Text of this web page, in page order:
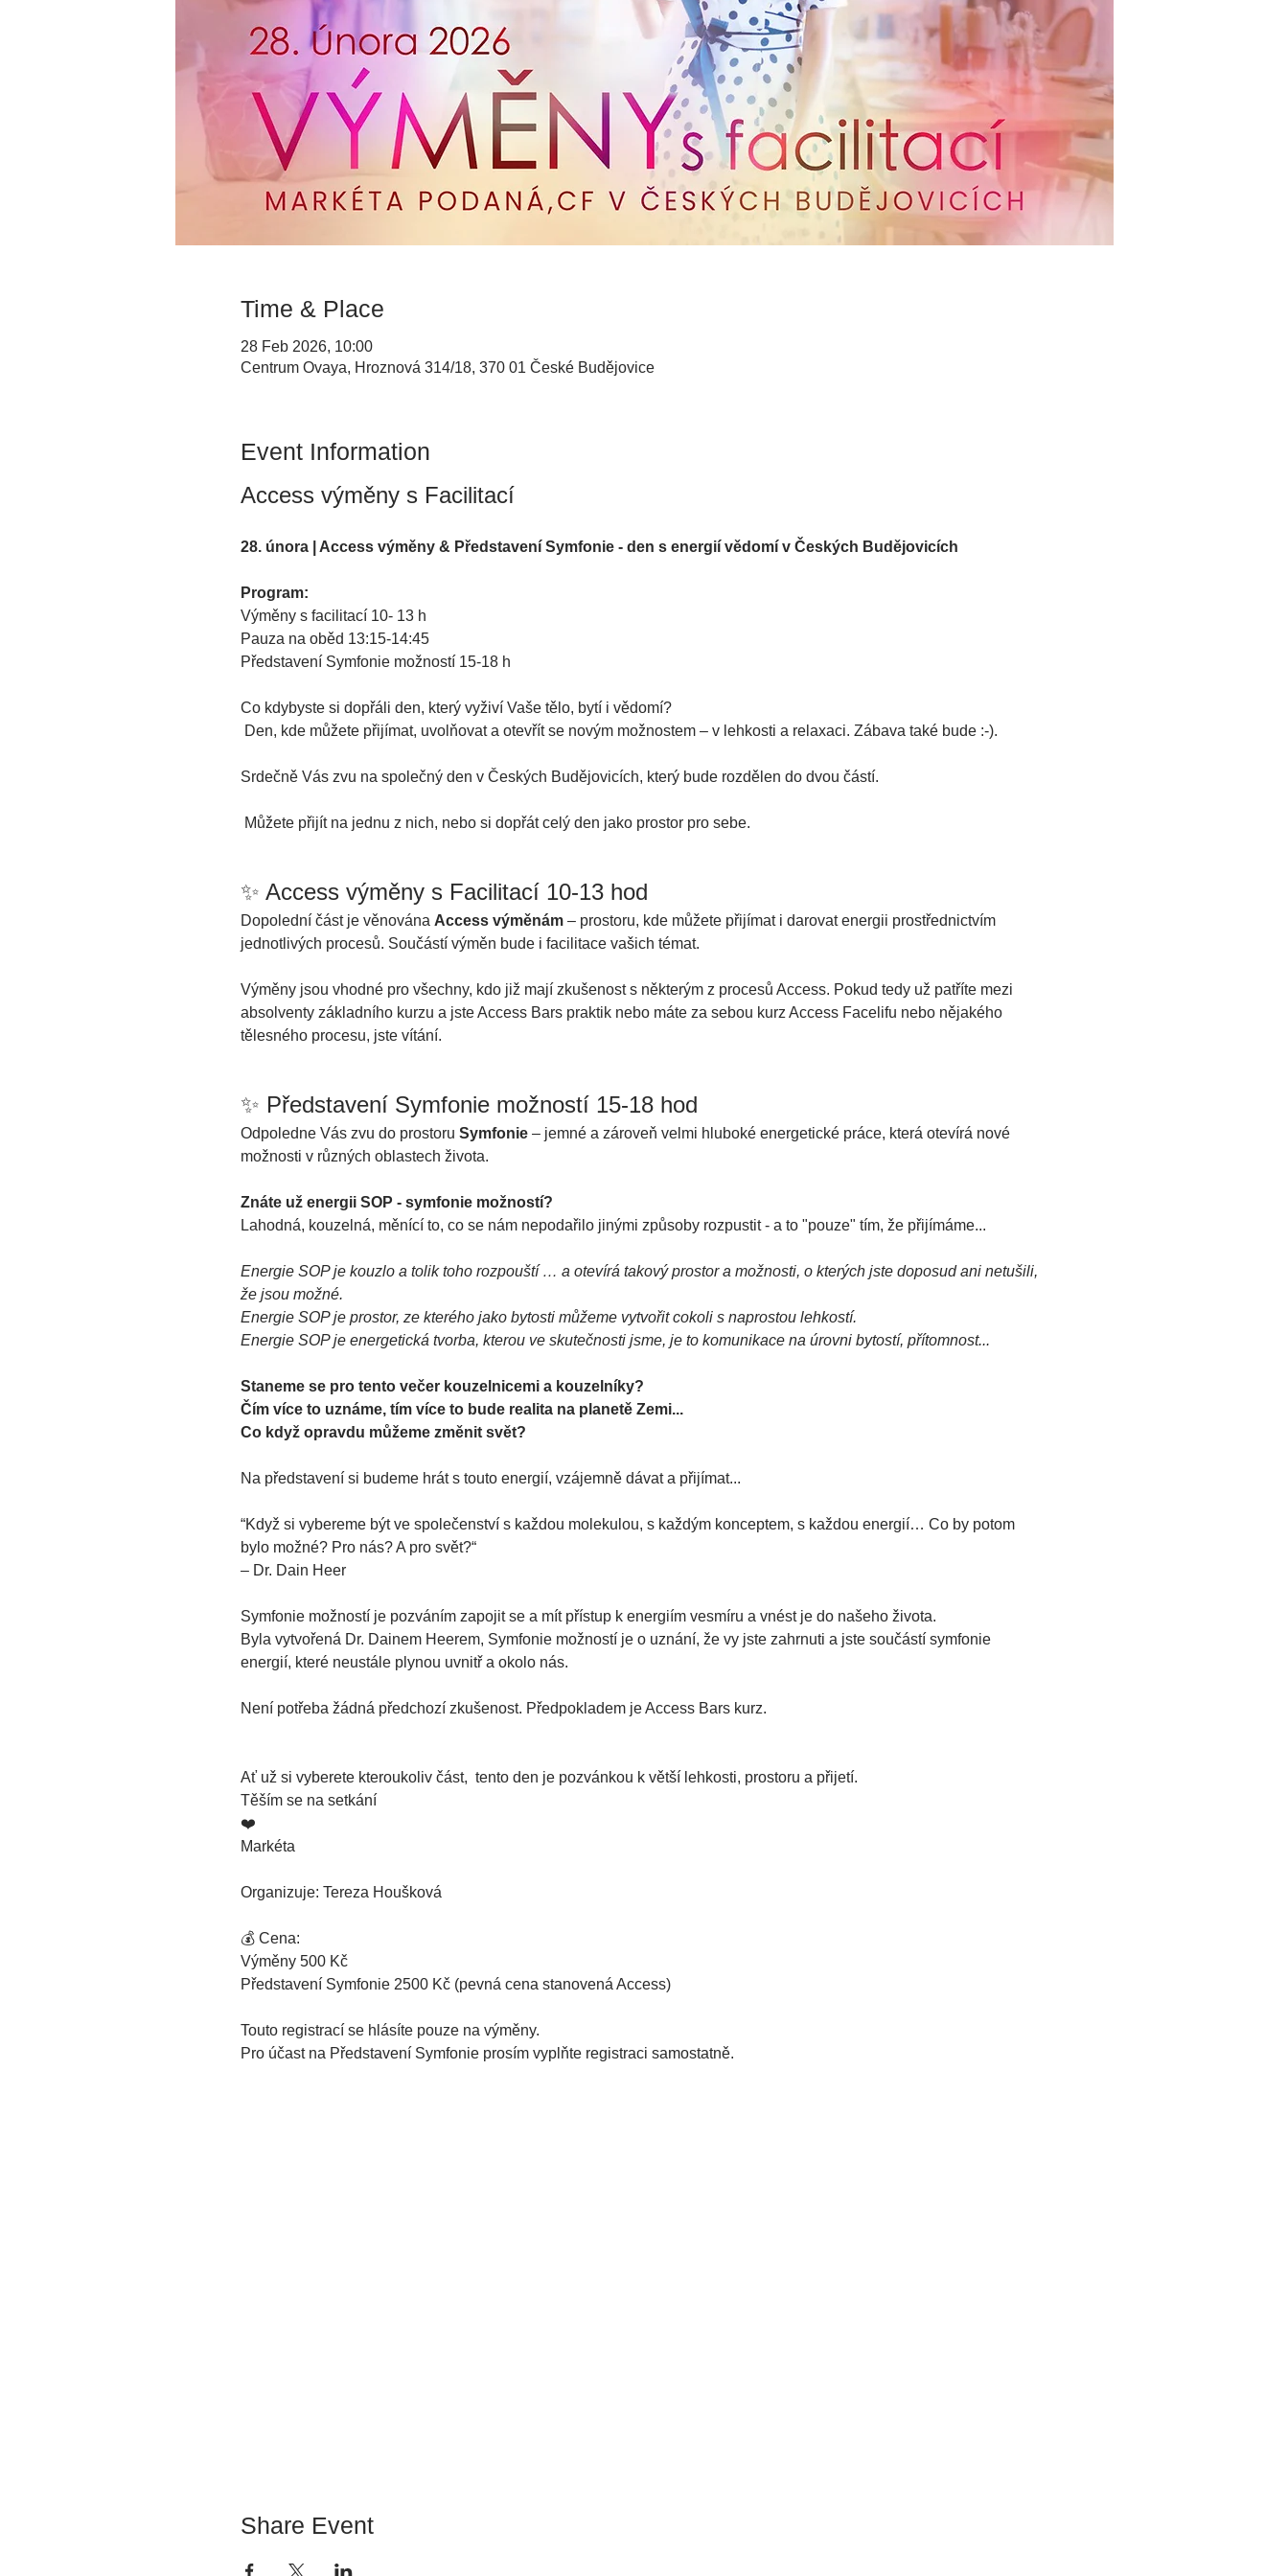
Time & Place
28 Feb 2026, 10:00
Centrum Ovaya, Hroznová 314/18, 370 01 České Budějovice
Event Information
Access výměny s Facilitací
28. února | Access výměny & Představení Symfonie - den s energií vědomí v Českých Budějovicích
Program:
Výměny s facilitací 10- 13 h
Pauza na oběd 13:15-14:45
Představení Symfonie možností 15-18 h
Co kdybyste si dopřáli den, který vyživí Vaše tělo, bytí i vědomí?
Den, kde můžete přijímat, uvolňovat a otevřít se novým možnostem – v lehkosti a relaxaci. Zábava také bude :-).
Srdečně Vás zvu na společný den v Českých Budějovicích, který bude rozdělen do dvou částí.
Můžete přijít na jednu z nich, nebo si dopřát celý den jako prostor pro sebe.
✨ Access výměny s Facilitací 10-13 hod
Dopolední část je věnována Access výměnám – prostoru, kde můžete přijímat i darovat energii prostřednictvím
jednotlivých procesů. Součástí výměn bude i facilitace vašich témat.
Výměny jsou vhodné pro všechny, kdo již mají zkušenost s některým z procesů Access. Pokud tedy už patříte mezi
absolventy základního kurzu a jste Access Bars praktik nebo máte za sebou kurz Access Facelifu nebo nějakého
tělesného procesu, jste vítání.
✨ Představení Symfonie možností 15-18 hod
Odpoledne Vás zvu do prostoru Symfonie – jemné a zároveň velmi hluboké energetické práce, která otevírá nové
možnosti v různých oblastech života.
Znáte už energii SOP - symfonie možností?
Lahodná, kouzelná, měnící to, co se nám nepodařilo jinými způsoby rozpustit - a to "pouze" tím, že přijímáme...
Energie SOP je kouzlo a tolik toho rozpouští … a otevírá takový prostor a možnosti, o kterých jste doposud ani netušili,
že jsou možné.
Energie SOP je prostor, ze kterého jako bytosti můžeme vytvořit cokoli s naprostou lehkostí.
Energie SOP je energetická tvorba, kterou ve skutečnosti jsme, je to komunikace na úrovni bytostí, přítomnost...
Staneme se pro tento večer kouzelnicemi a kouzelníky?
Čím více to uznáme, tím více to bude realita na planetě Zemi...
Co když opravdu můžeme změnit svět?
Na představení si budeme hrát s touto energií, vzájemně dávat a přijímat...
“Když si vybereme být ve společenství s každou molekulou, s každým konceptem, s každou energií… Co by potom
bylo možné? Pro nás? A pro svět?“
– Dr. Dain Heer
Symfonie možností je pozváním zapojit se a mít přístup k energiím vesmíru a vnést je do našeho života.
Byla vytvořená Dr. Dainem Heerem, Symfonie možností je o uznání, že vy jste zahrnuti a jste součástí symfonie
energií, které neustále plynou uvnitř a okolo nás.
Není potřeba žádná předchozí zkušenost. Předpokladem je Access Bars kurz.
Ať už si vyberete kteroukoliv část,  tento den je pozvánkou k větší lehkosti, prostoru a přijetí.
Těším se na setkání
❤️
Markéta
Organizuje: Tereza Houšková
💰 Cena:
Výměny 500 Kč
Představení Symfonie 2500 Kč (pevná cena stanovená Access)
Touto registrací se hlásíte pouze na výměny.
Pro účast na Představení Symfonie prosím vyplňte registraci samostatně.
Share Event